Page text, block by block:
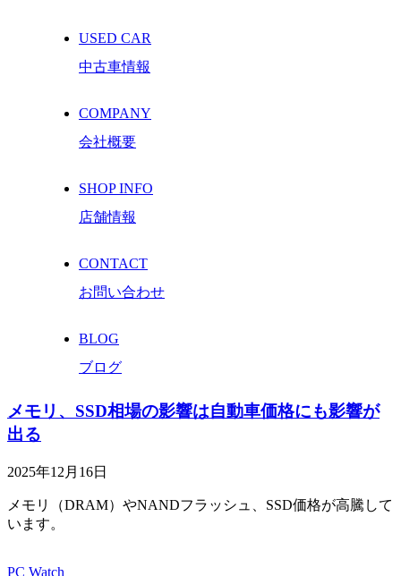
USED CAR
中古車情報
COMPANY
会社概要
SHOP INFO
店舗情報
CONTACT
お問い合わせ
BLOG
ブログ
メモリ、SSD相場の影響は自動車価格にも影響が
出る
2025年12月16日
メモリ（DRAM）やNANDフラッシュ、SSD価格が高騰して
います。
PC Watch